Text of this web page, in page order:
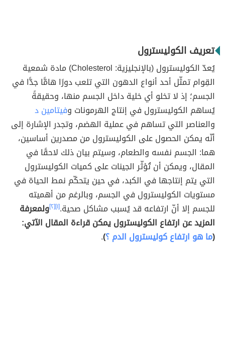
تعريف الكوليسترول
يُعدّ الكوليسترول (بالإنجليزية: Cholesterol) مادة شمعية
القِوام تمثّل أحد أنواع الدهون التي تلعب دورًا هامًّا جدًّا في
الجسم؛ إذ لا تخلو أي خلية داخل الجسم منها، وحقيقةً
يُساهم الكوليسترول في إنتاج الهرمونات وفيتامين د
والعناصر التي تساهم في عملية الهضم، وتجدر الإشارة إلى
أنّه يمكن الحصول على الكوليسترول من مصدرين أساسين،
هما: الجسم نفسه والطعام، وسيتم بيان ذلك لاحقًا في
المقال، ويمكن أن تُؤثّر الجينات على كميات الكوليسترول
التي يتم إنتاجها في الكبد، في حين يتحكّم نمط الحياة في
مستويات الكوليسترول في الجسم، وبالرغم من أهميته
للجسم إلا أنّ ارتفاعه قد يُسبب مشاكل صحية.[١] [٢] ولمعرفة
المزيد عن ارتفاع الكوليسترول يمكن قراءة المقال الآتي:
(ما هو ارتفاع كوليسترول الدم ؟)
.